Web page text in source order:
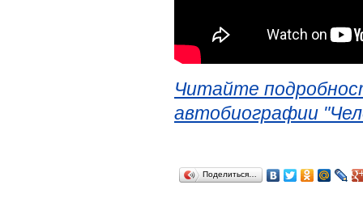
Читайте
автобиографии
Поделиться…